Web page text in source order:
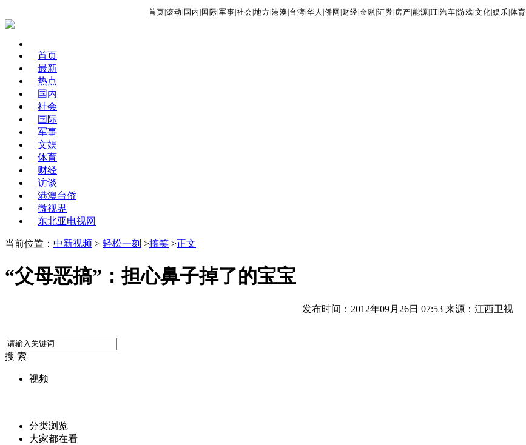
首页 滚动 国内 国际 军事 社会 地方 港澳 台湾 华人 侨网 财经 金融 证券 房产 能源 IT| 汽车 游戏 文化 娱乐 体育
首页
最新
热点
国内
社会
国际
军事
文娱
体育
财经
访谈
港澳台侨
微视界
东北亚电视网
当前位置： 中新视频 > 轻松一刻 >搞笑 >正文
“父母恶搞”：担心鼻子掉了的宝宝
发布时间：2012年09月26日 07:53 来源：江西卫视
搜 索
视频
分类浏览
大家都在看